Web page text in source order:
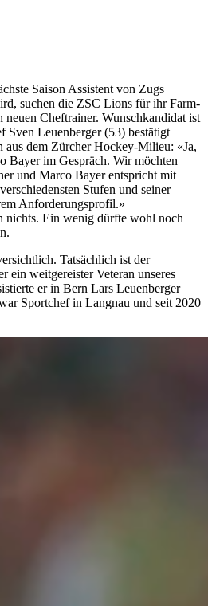
Saison Assistent von Zugs
suchen die ZSC Lions für ihr Farm-
Cheftrainer. Wunschkandidat ist
Sven Leuenberger (53) bestätigt
aus dem Zürcher Hockey-Milieu: «Ja,
Bayer im Gespräch. Wir möchten
und Marco Bayer entspricht mit
Stufen und seiner
Anforderungsprofil.»
nichts. Ein wenig dürfte wohl noch
Tatsächlich ist der
ein weitgereister Veteran unseres
er in Bern Lars Leuenberger
Sportchef in Langnau und seit 2020